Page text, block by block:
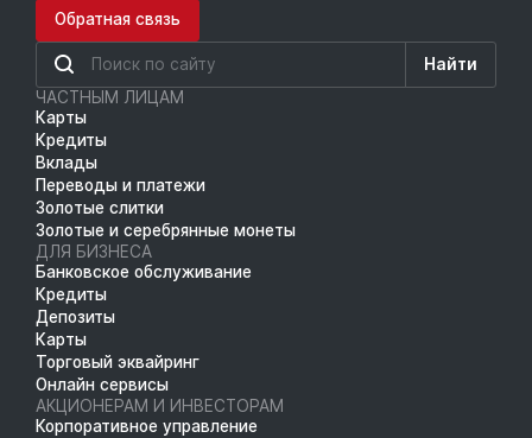
Обратная связь
Найти
ЧАСТНЫМ ЛИЦАМ
Карты
Кредиты
Вклады
Переводы и платежи
Золотые слитки
Золотые и серебрянные монеты
ДЛЯ БИЗНЕСА
Банковское обслуживание
Кредиты
Депозиты
Карты
Торговый эквайринг
Онлайн сервисы
АКЦИОНЕРАМ И ИНВЕСТОРАМ
Корпоративное управление